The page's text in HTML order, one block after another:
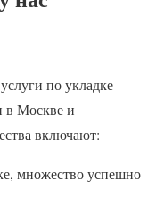
по укладке
в Москве и
включают:
множество успешно